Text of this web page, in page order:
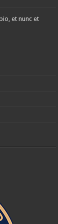
et nunc et